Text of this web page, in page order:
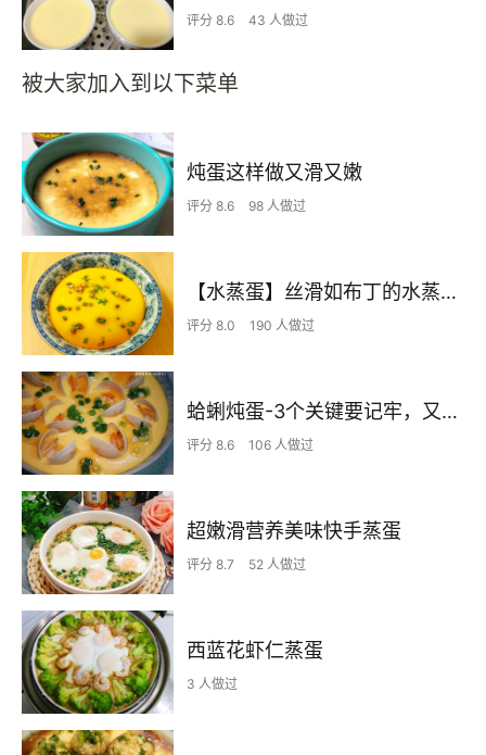
评分 8.6 43 人做过
被大家加入到以下菜单
炖蛋这样做又滑又嫩
评分 8.6 98 人做过
【水蒸蛋】丝滑如布丁的水蒸蛋~
评分 8.0 190 人做过
蛤蜊炖蛋-3个关键要记牢，又嫩又滑又鲜，特殊时期必须要学会的蛤蜊炖蛋
评分 8.6 106 人做过
超嫩滑营养美味快手蒸蛋
评分 8.7 52 人做过
西蓝花虾仁蒸蛋
3 人做过